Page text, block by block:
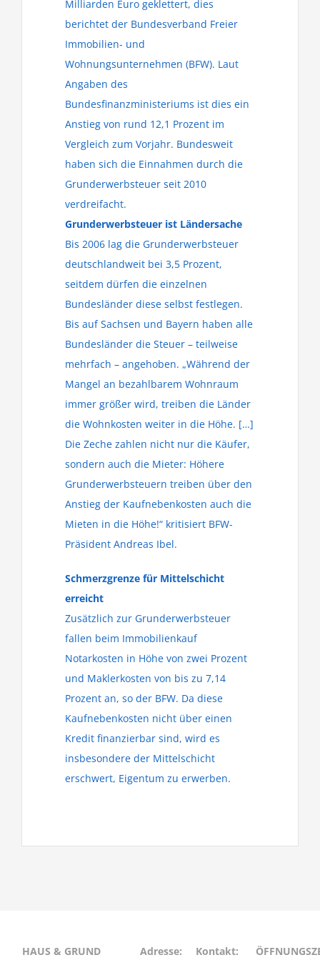
Milliarden Euro geklettert, dies
berichtet der Bundesverband Freier
Immobilien- und
Wohnungsunternehmen (BFW). Laut
Angaben des
Bundesfinanzministeriums ist dies ein
Anstieg von rund 12,1 Prozent im
Vergleich zum Vorjahr. Bundesweit
haben sich die Einnahmen durch die
Grunderwerbsteuer seit 2010
verdreifacht.
Grunderwerbsteuer ist Ländersache
Bis 2006 lag die Grunderwerbsteuer
deutschlandweit bei 3,5 Prozent,
seitdem dürfen die einzelnen
Bundesländer diese selbst festlegen.
Bis auf Sachsen und Bayern haben alle
Bundesländer die Steuer – teilweise
mehrfach – angehoben. „Während der
Mangel an bezahlbarem Wohnraum
immer größer wird, treiben die Länder
die Wohnkosten weiter in die Höhe. […]
Die Zeche zahlen nicht nur die Käufer,
sondern auch die Mieter: Höhere
Grunderwerbsteuern treiben über den
Anstieg der Kaufnebenkosten auch die
Mieten in die Höhe!“ kritisiert BFW-
Präsident Andreas Ibel.
Schmerzgrenze für Mittelschicht
erreicht
Zusätzlich zur Grunderwerbsteuer
fallen beim Immobilienkauf
Notarkosten in Höhe von zwei Prozent
und Maklerkosten von bis zu 7,14
Prozent an, so der BFW. Da diese
Kaufnebenkosten nicht über einen
Kredit finanzierbar sind, wird es
insbesondere der Mittelschicht
erschwert, Eigentum zu erwerben.
HAUS & GRUND Adresse: Kontakt: